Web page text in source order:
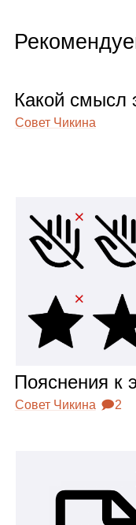
Какой смысл
Совет Чикина
Пояс­не­ния к
Совет Чикина 🗩2